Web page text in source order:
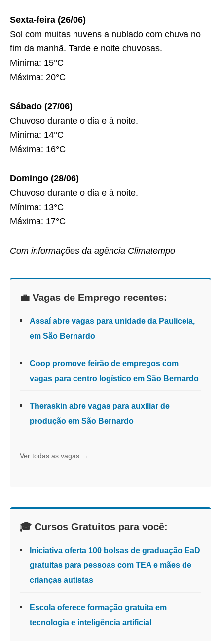
Sexta-feira (26/06)
Sol com muitas nuvens a nublado com chuva no
fim da manhã. Tarde e noite chuvosas.
Mínima: 15°C
Máxima: 20°C
Sábado (27/06)
Chuvoso durante o dia e à noite.
Mínima: 14°C
Máxima: 16°C
Domingo (28/06)
Chuvoso durante o dia e à noite.
Mínima: 13°C
Máxima: 17°C
Com informações da agência Climatempo
💼 Vagas de Emprego recentes:
Assaí abre vagas para unidade da Pauliceia,
em São Bernardo
Coop promove feirão de empregos com
vagas para centro logístico em São Bernardo
Theraskin abre vagas para auxiliar de
produção em São Bernardo
Ver todas as vagas →
🎓 Cursos Gratuitos para você:
Iniciativa oferta 100 bolsas de graduação EaD
gratuitas para pessoas com TEA e mães de
crianças autistas
Escola oferece formação gratuita em
tecnologia e inteligência artificial